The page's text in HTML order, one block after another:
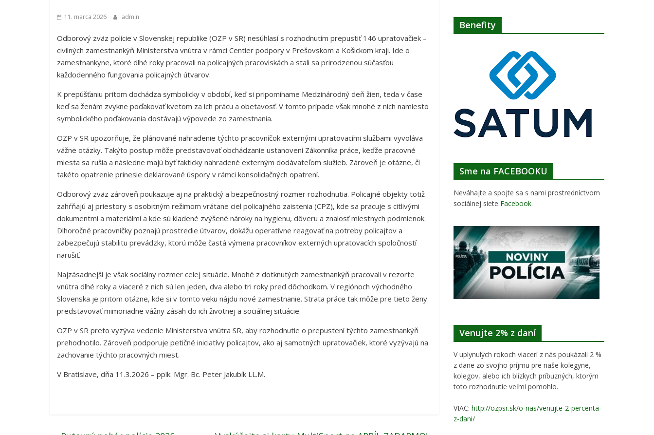
11. marca 2026 admin
Odborový zväz polície v Slovenskej republike (OZP v SR) nesúhlasí s rozhodnutím prepustiť 146 upratovačiek –
civilných zamestnankýň Ministerstva vnútra v rámci Centier podpory v Prešovskom a Košickom kraji. Ide o
zamestnankyne, ktoré dlhé roky pracovali na policajných pracoviskách a stali sa prirodzenou súčasťou
každodenného fungovania policajných útvarov.
K prepúšťaniu pritom dochádza symbolicky v období, keď si pripomíname Medzinárodný deň žien, teda v čase
keď sa ženám zvykne poďakovať kvetom za ich prácu a obetavosť. V tomto prípade však mnohé z nich namiesto
symbolického poďakovania dostávajú výpovede zo zamestnania.
OZP v SR upozorňuje, že plánované nahradenie týchto pracovníčok externými upratovacími službami vyvoláva
vážne otázky. Takýto postup môže predstavovať obchádzanie ustanovení Zákonníka práce, keďže pracovné
miesta sa rušia a následne majú byť fakticky nahradené externým dodávateľom služieb. Zároveň je otázne, či
takéto opatrenie prinesie deklarované úspory v rámci konsolidačných opatrení.
Odborový zväz zároveň poukazuje aj na praktický a bezpečnostný rozmer rozhodnutia. Policajné objekty totiž
zahŕňajú aj priestory s osobitným režimom vrátane ciel policajného zaistenia (CPZ), kde sa pracuje s citlivými
dokumentmi a materiálmi a kde sú kladené zvýšené nároky na hygienu, dôveru a znalosť miestnych podmienok.
Dlhoročné pracovníčky poznajú prostredie útvarov, dokážu operatívne reagovať na potreby policajtov a
zabezpečujú stabilitu prevádzky, ktorú môže častá výmena pracovníkov externých upratovacích spoločností
narušiť.
Najzásadnejší je však sociálny rozmer celej situácie. Mnohé z dotknutých zamestnankýň pracovali v rezorte
vnútra dlhé roky a viaceré z nich sú len jeden, dva alebo tri roky pred dôchodkom. V regiónoch východného
Slovenska je pritom otázne, kde si v tomto veku nájdu nové zamestnanie. Strata práce tak môže pre tieto ženy
predstavovať mimoriadne vážny zásah do ich životnej a sociálnej situácie.
OZP v SR preto vyzýva vedenie Ministerstva vnútra SR, aby rozhodnutie o prepustení týchto zamestnankýň
prehodnotilo. Zároveň podporuje petičné iniciatívy policajtov, ako aj samotných upratovačiek, ktoré vyzývajú na
zachovanie týchto pracovných miest.
V Bratislave, dňa 11.3.2026 – pplk. Mgr. Bc. Peter Jakubík LL.M.
Benefity
Sme na FACEBOOKU
Neváhajte a spojte sa s nami prostredníctvom
sociálnej siete Facebook.
Venujte 2% z daní
V uplynulých rokoch viacerí z nás poukázali 2 %
z dane zo svojho príjmu pre naše kolegyne,
kolegov, alebo ich blízkych príbuzných, ktorým
toto rozhodnutie veľmi pomohlo.
VIAC: http://ozpsr.sk/o-nas/venujte-2-percenta-
z-dani/